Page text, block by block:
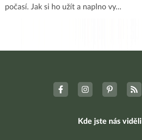
počasí. Jak si ho užít a naplno vy...
Kde jste nás viděli